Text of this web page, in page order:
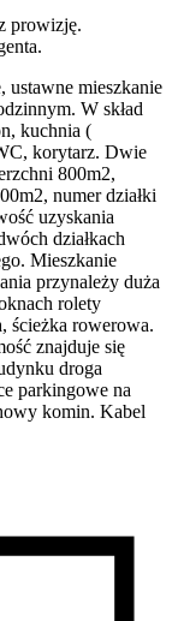
prowizję.
ustawne mieszkanie
W skład
kuchnia (
korytarz. Dwie
800m2,
numer działki
uzyskania
działkach
Mieszkanie
przynależy duża
rolety
ścieżka rowerowa.
znajduje się
droga
parkingowe na
komin. Kabel